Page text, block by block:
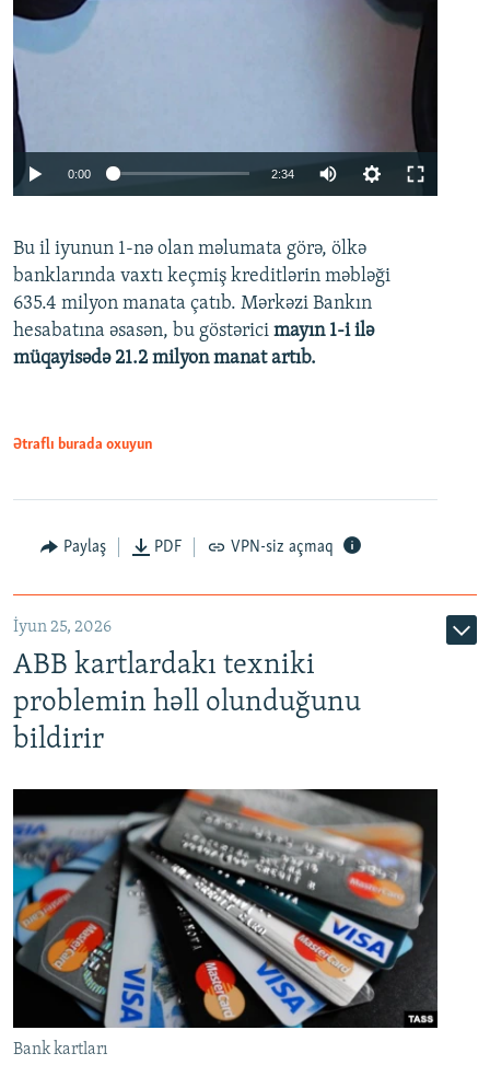
Auto 240p 360p 480p
720p 1080p
0:00 2:34
360p
480p
720p
Bu il iyunun 1-nə olan məlumata görə, ölkə
banklarında vaxtı keçmiş kreditlərin məbləği
635.4 milyon manata çatıb. Mərkəzi Bankın
hesabatına əsasən, bu göstərici mayın 1-i ilə
müqayisədə 21.2 milyon manat artıb.
Ətraflı burada oxuyun
Paylaş PDF VPN-siz açmaq
İyun 25, 2026
ABB kartlardakı texniki
problemin həll olunduğunu
bildirir
Bank kartları